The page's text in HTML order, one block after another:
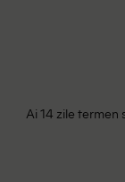
Ai 14 zile